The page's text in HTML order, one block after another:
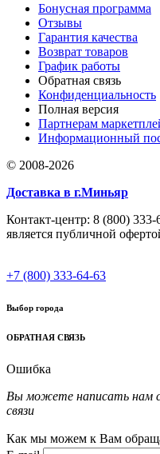
Бонусная программа
Отзывы
Гарантия качества
Возврат товаров
График работы
Обратная связь
Конфиденциальность
Полная версия
Партнерам
Информационный
© 2008-2026
Доставка в г.Миньяр
Контакт-центр: 8 (800)
является публичной
+7 (800) 333-64-63
Выбор города
ОБРАТНАЯ СВЯЗЬ
Ошибка
Вы можете написать нам
связи
Как мы можем к Вам